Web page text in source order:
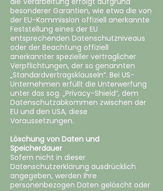
besonderer Garantien, wie etwa die von
der EU-Kommission offiziell anerkannte
Feststellung eines der EU
entsprechenden Datenschutzniveaus
oder der Beachtung offiziell
anerkannter spezieller vertraglicher
Verpflichtungen, der so genannten
„Standardvertragsklauseln“. Bei US-
Unternehmen erfüllt die Unterwerfung
unter das sog. „Privacy-Shield“, dem
Datenschutzabkommen zwischen der
EU und den USA, diese
Voraussetzungen.
Löschung von Daten und
Speicherdauer
‍Sofern nicht in dieser
Datenschutzerklärung ausdrücklich
angegeben, werden Ihre
personenbezogen Daten gelöscht oder